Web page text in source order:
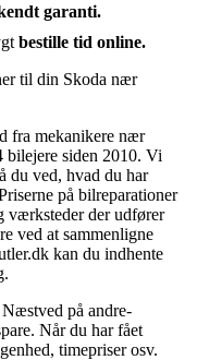
garanti.
bestille tid online.
til din Skoda nær
fra mekanikere nær
siden 2010. Vi
du ved, hvad du har
på bilreparationer
værksteder der udfører
ved at sammenligne
kan du indhente
på andre-
Når du har fået
timepriser osv.